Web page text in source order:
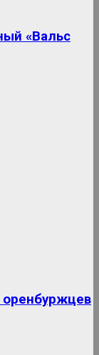
«Вальс
оренбуржцев